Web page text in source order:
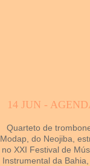
14 JUN -
Quarteto de
Modap, do Neojiba,
no XXI Festival de
Instrumental da